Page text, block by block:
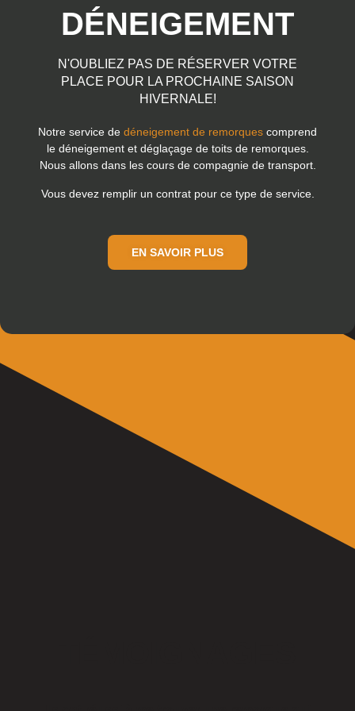
DÉNEIGEMENT
N'OUBLIEZ PAS DE RÉSERVER VOTRE
PLACE POUR LA PROCHAINE SAISON
HIVERNALE!
Notre service de déneigement de remorques comprend
le déneigement et déglaçage de toits de remorques.
Nous allons dans les cours de compagnie de transport.
Vous devez remplir un contrat pour ce type de service.
EN SAVOIR PLUS